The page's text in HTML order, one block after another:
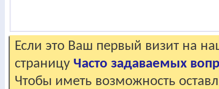
Если это Ваш первый визит на
страницу Часто задаваемых
Чтобы иметь возможность